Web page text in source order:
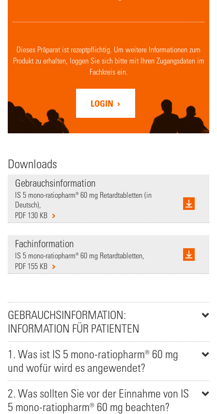
Dieses Präparat ist rezeptpflichtig. Um weitere Informationen zum
Produkt zu erhalten, loggen Sie sich bitte mit Ihren Zugangsdaten im
Fachkreis ein.
LOGIN
Downloads
Gebrauchsinformation
IS 5 mono-ratiopharm® 60 mg Retardtabletten (in
Deutsch),
PDF 130 KB
Fachinformation
IS 5 mono-ratiopharm® 60 mg Retardtabletten,
PDF 155 KB
GEBRAUCHSINFORMATION:
INFORMATION FÜR PATIENTEN
1. Was ist IS 5 mono-ratiopharm® 60 mg
und wofür wird es angewendet?
2. Was sollten Sie vor der Einnahme von IS
5 mono-ratiopharm® 60 mg beachten?